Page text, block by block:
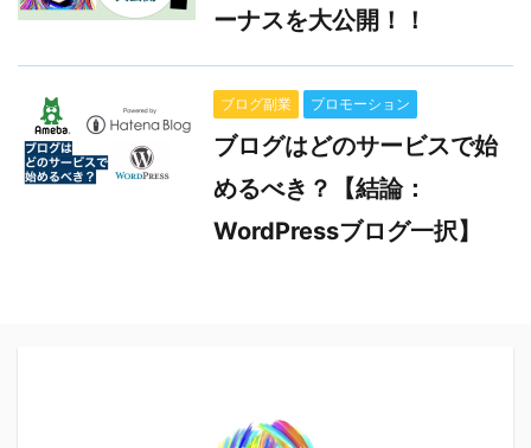
ーナスを大公開！！
ブログ副業 プロモーション
ブログはどのサービスで始
めるべき？【結論：
WordPressブログ一択】